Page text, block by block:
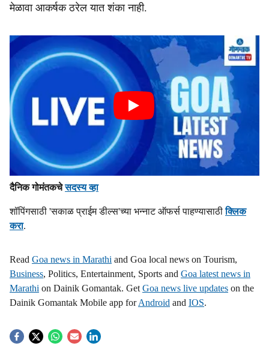
मेळावा आकर्षक ठरेल यात शंका नाही.
दैनिक गोमंतकचेसदस्य व्हा
शॉपिंगसाठी 'सकाळ प्राईम डील्स'च्या भन्नाट ऑफर्स पाहण्यासाठीक्लिक
करा.
Read Goa news in Marathi and Goa local news on Tourism,
Business, Politics, Entertainment, Sports and Goa latest news in
Marathi on Dainik Gomantak. Get Goa news live updates on the
Dainik Gomantak Mobile app forAndroid and IOS.